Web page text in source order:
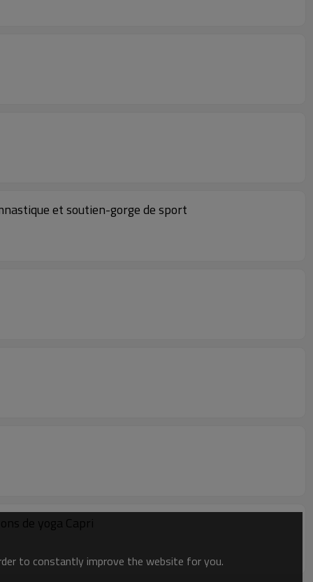
et soutien-gorge de sport
de yoga Capri
to constantly improve the website for you.